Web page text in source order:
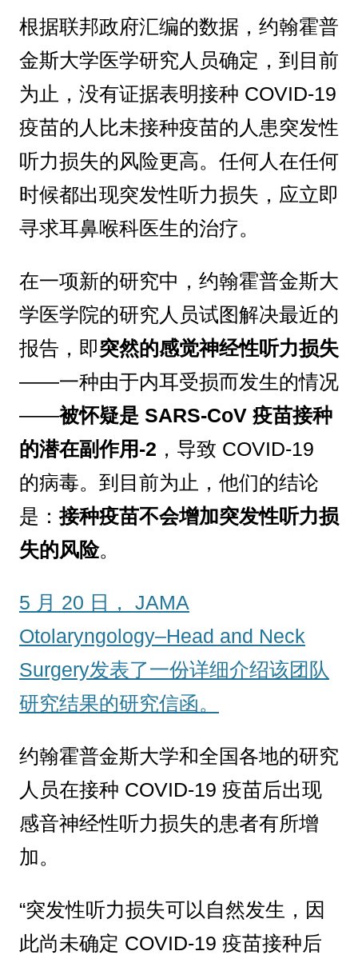
根据联邦政府汇编的数据，约翰霍普
金斯大学医学研究人员确定，到目前
为止，没有证据表明接种 COVID-19
疫苗的人比未接种疫苗的人患突发性
听力损失的风险更高。任何人在任何
时候都出现突发性听力损失，应立即
寻求耳鼻喉科医生的治疗。
在一项新的研究中，约翰霍普金斯大
学医学院的研究人员试图解决最近的
报告，即突然的感觉神经性听力损失
——一种由于内耳受损而发生的情况
——被怀疑是 SARS-CoV 疫苗接种
的潜在副作用-2 ，导致 COVID-19
的病毒。到目前为止，他们的结论
是：接种疫苗不会增加突发性听力损
失的风险。
5 月 20 日， JAMA
Otolaryngology–Head and Neck
Surgery发表了一份详细介绍该团队
研究结果的研究信函。
约翰霍普金斯大学和全国各地的研究
人员在接种 COVID-19 疫苗后出现
感音神经性听力损失的患者有所增
加。
“突发性听力损失可以自然发生，因
此尚未确定 COVID-19 疫苗接种后